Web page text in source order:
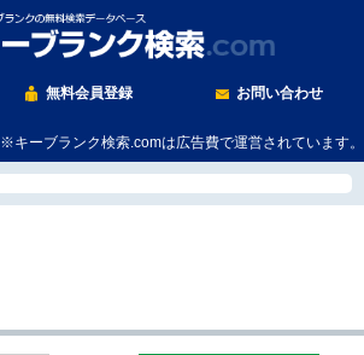
無料会員登録 お問い合わせ
※キーブランク検索.comは広告費で運営されています。